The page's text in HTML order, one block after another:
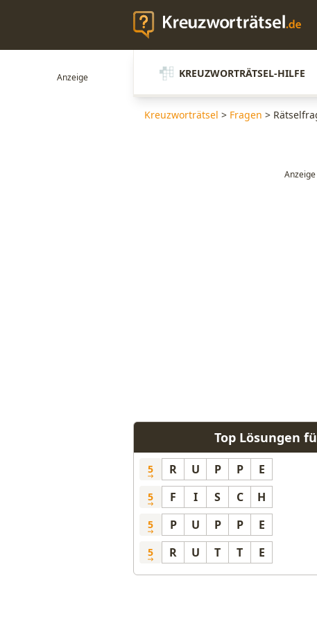
KREUZWORTRÄTSEL-HILFE
Kreuzworträtsel > Fragen >
Top Lösungen
5 R U P P E
5 F I S C H
5 P U P P E
5 R U T T E